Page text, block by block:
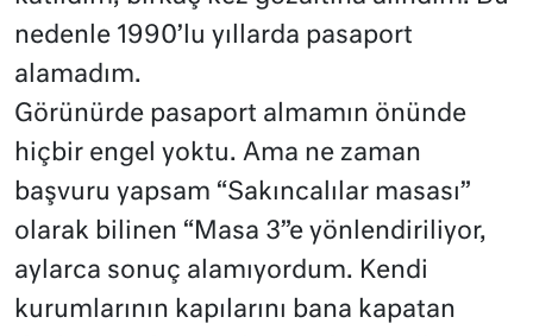
nedenle 1990’lu yıllarda pasaport
alamadım.
Görünürde pasaport almamın önünde
hiçbir engel yoktu. Ama ne zaman
başvuru yapsam “Sakıncalılar masası”
olarak bilinen “Masa 3”e yönlendiriliyor,
aylarca sonuç alamıyordum. Kendi
kurumlarının kapılarını bana kapatan